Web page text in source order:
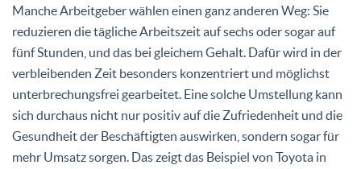
Manche Arbeitgeber wählen einen ganz anderen Weg: Sie
reduzieren die tägliche Arbeitszeit auf sechs oder sogar auf
fünf Stunden, und das bei gleichem Gehalt. Dafür wird in der
verbleibenden Zeit besonders konzentriert und möglichst
unterbrechungsfrei gearbeitet. Eine solche Umstellung kann
sich durchaus nicht nur positiv auf die Zufriedenheit und die
Gesundheit der Beschäftigten auswirken, sondern sogar für
mehr Umsatz sorgen. Das zeigt das Beispiel von Toyota in